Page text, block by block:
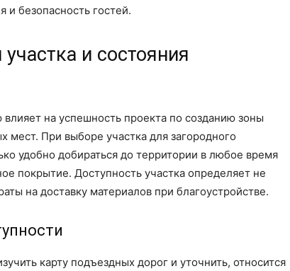
и безопасность гостей.
и состояния
на успешность проекта по созданию зоны
мест. При выборе участка для загородного
удобно добираться до территории в любое время
покрытие. Доступность участка определяет не
на доставку материалов при благоустройстве.
карту подъездных дорог и уточнить, относится